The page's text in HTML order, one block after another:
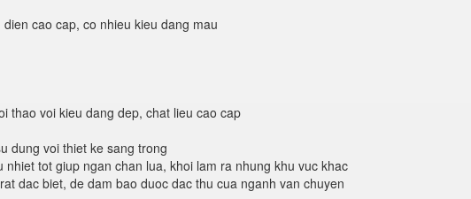
cao cap, co nhieu kieu dang mau
thao voi kieu dang dep, chat lieu cao cap
dung voi thiet ke sang trong
tot giup ngan chan lua, khoi lam ra nhung khu vuc khac
dac biet, de dam bao duoc dac thu cua nganh van chuyen